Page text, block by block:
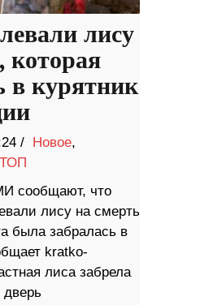
лису
которая
в курятник
/ Новое,
ТОП
сообщают, что
лису на смерть
была забралась в
kratko-
лиса забрела
дверь